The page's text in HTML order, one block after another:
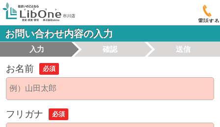
電話する
お問い合わせ内容の入力
入力 確認 送信
お名前 必須
フリガナ 必須